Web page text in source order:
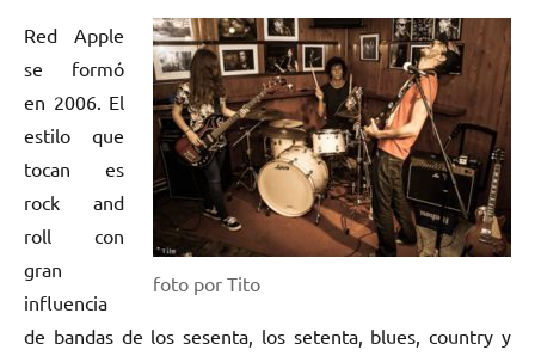
foto por Tito
Red Apple
se formó
en 2006. El
estilo que
tocan es
rock and
roll con
gran
influencia
de bandas de los sesenta, los setenta, blues, country y